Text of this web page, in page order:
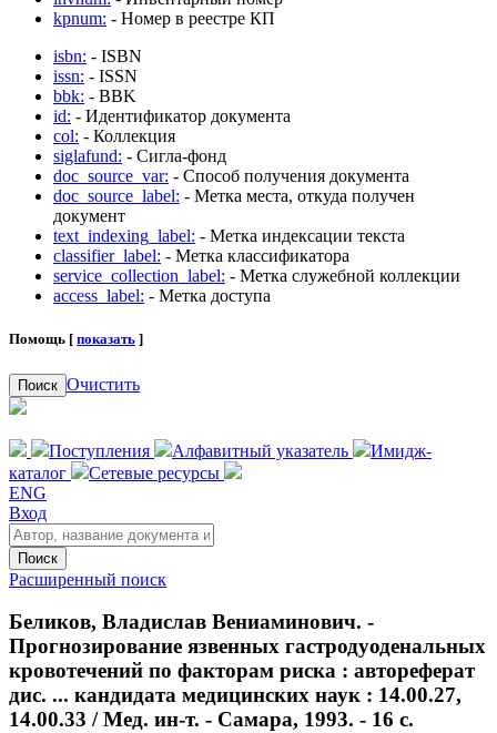
kpnum: - Номер в реестре КП
isbn: - ISBN
issn: - ISSN
bbk: - BBK
id: - Идентификатор документа
col: - Коллекция
siglafund: - Сигла-фонд
doc_source_var: - Способ получения документа
doc_source_label: - Метка места, откуда получен
документ
text_indexing_label: - Метка индексации текста
classifier_label: - Метка классификатора
service_collection_label: - Метка служебной коллекции
access_label: - Метка доступа
Помощь [ показать ]
Поиск Очистить
Поступления Алфавитный указатель
Имидж-
каталог
Сетевые ресурсы
ENG
Вход
Поиск
Расширенный поиск
Беликов, Владислав Вениаминович. -
Прогнозирование язвенных гастродуоденальных
кровотечений по факторам риска : автореферат
дис. ... кандидата медицинских наук : 14.00.27,
14.00.33 / Мед. ин-т. - Самара, 1993. - 16 с.